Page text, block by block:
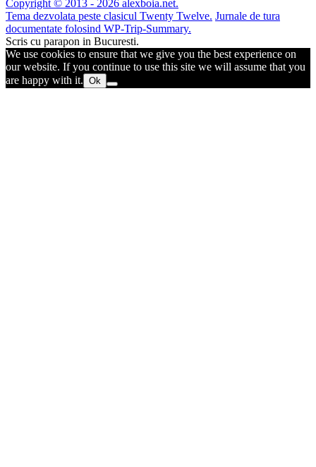
Copyright © 2013 - 2026 alexboia.net.
Tema dezvolata peste clasicul Twenty Twelve. Jurnale de tura
documentate folosind WP-Trip-Summary.
Scris cu parapon in Bucuresti.
We use cookies to ensure that we give you the best experience on
our website. If you continue to use this site we will assume that you
are happy with it. Ok